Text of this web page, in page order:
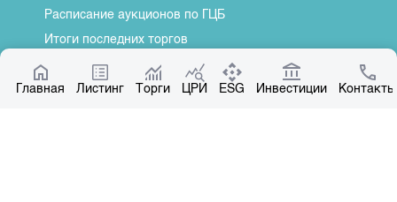
Главная Листинг Торги ЦРИ ESG Инвестиции Контакты
Расписание аукционов по ГЦБ
Итоги последних торгов
Котировки по ЦБ
Центр раскрытия информации